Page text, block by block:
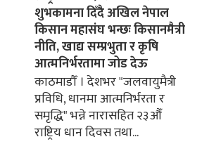
शुभकामना दिँदै अखिल नेपाल
किसान महासंघ भन्छः किसानमैत्री
नीति, खाद्य सम्प्रभुता र कृषि
आत्मनिर्भरतामा जोड देऊ
काठमाडौँ । देशभर "जलवायुमैत्री
प्रविधि, धानमा आत्मनिर्भरता र
समृद्धि" भन्ने नारासहित २३औँ
राष्ट्रिय धान दिवस तथा...